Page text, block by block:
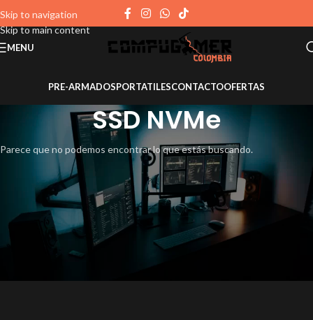
Skip to navigation
Skip to main content
MENU
PRE-ARMADOSPORTATILESCONTACTOOFERTAS
SSD NVMe
Parece que no podemos encontrar lo que estás buscando.